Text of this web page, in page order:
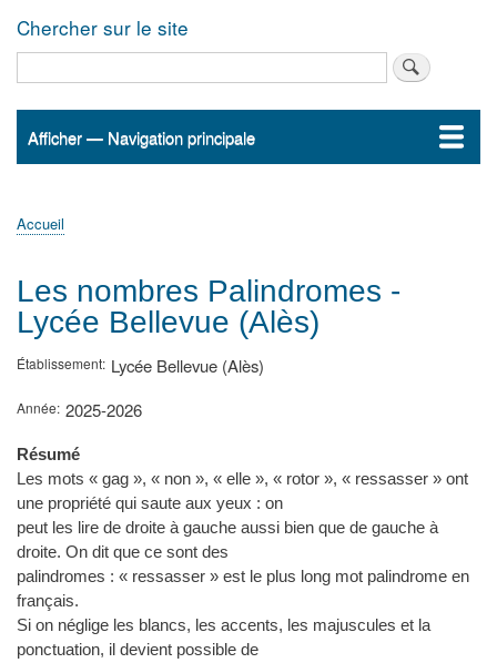
Chercher sur le site
Navigation
Afficher — Navigation principale
Accueil
ActualitésMATh.en.JEANS ?
Régions et Ateliers
Créer, gérer un atelier
Sujets/Publications
Congrès
d'Ariane
Accueil
Les nombres Palindromes -
Lycée Bellevue (Alès)
Établissement Lycée Bellevue (Alès)
Année 2025-2026
Résumé
Les mots « gag », « non », « elle », « rotor », « ressasser » ont
une propriété qui saute aux yeux : on
peut les lire de droite à gauche aussi bien que de gauche à
droite. On dit que ce sont des
palindromes : « ressasser » est le plus long mot palindrome en
français.
Si on néglige les blancs, les accents, les majuscules et la
ponctuation, il devient possible de